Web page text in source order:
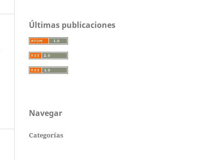
Últimas publicaciones
Navegar
Categorías